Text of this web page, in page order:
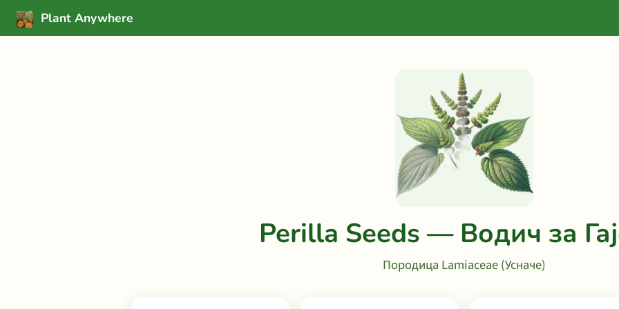
Plant Anywhere
Perilla Seeds — Водич за
Породица Lamiaceae (Усначе)